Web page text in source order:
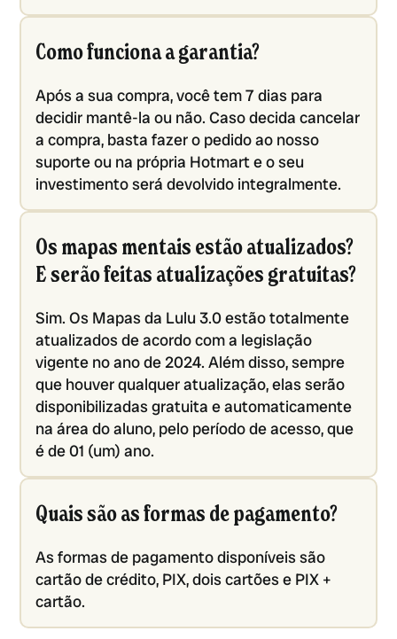
Como funciona a garantia?
Após a sua compra, você tem 7 dias para
decidir mantê-la ou não. Caso decida cancelar
a compra, basta fazer o pedido ao nosso
suporte ou na própria Hotmart e o seu
investimento será devolvido integralmente.
Os mapas mentais estão atualizados?
E serão feitas atualizações gratuitas?
Sim. Os Mapas da Lulu 3.0 estão totalmente
atualizados de acordo com a legislação
vigente no ano de 2024. Além disso, sempre
que houver qualquer atualização, elas serão
disponibilizadas gratuita e automaticamente
na área do aluno, pelo período de acesso, que
é de 01 (um) ano.
Quais são as formas de pagamento?
As formas de pagamento disponíveis são
cartão de crédito, PIX, dois cartões e PIX +
cartão.